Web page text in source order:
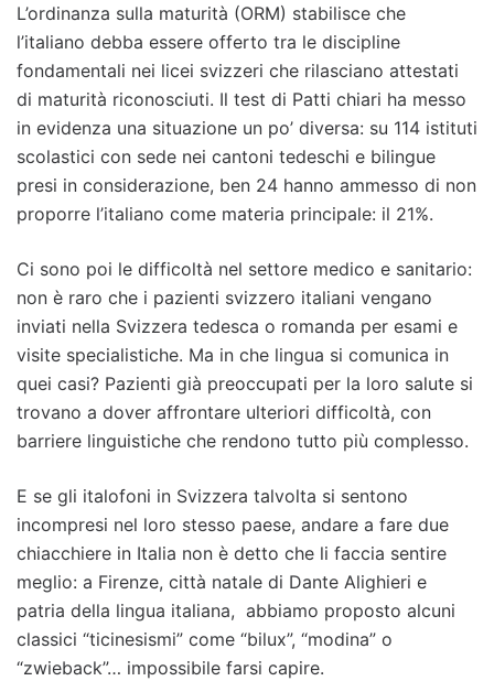
L’ordinanza sulla maturità (ORM) stabilisce che
l’italiano debba essere offerto tra le discipline
fondamentali nei licei svizzeri che rilasciano attestati
di maturità riconosciuti. Il test di Patti chiari ha messo
in evidenza una situazione un po’ diversa: su 114 istituti
scolastici con sede nei cantoni tedeschi e bilingue
presi in considerazione, ben 24 hanno ammesso di non
proporre l’italiano come materia principale: il 21%.
Ci sono poi le difficoltà nel settore medico e sanitario:
non è raro che i pazienti svizzero italiani vengano
inviati nella Svizzera tedesca o romanda per esami e
visite specialistiche. Ma in che lingua si comunica in
quei casi? Pazienti già preoccupati per la loro salute si
trovano a dover affrontare ulteriori difficoltà, con
barriere linguistiche che rendono tutto più complesso.
E se gli italofoni in Svizzera talvolta si sentono
incompresi nel loro stesso paese, andare a fare due
chiacchiere in Italia non è detto che li faccia sentire
meglio: a Firenze, città natale di Dante Alighieri e
patria della lingua italiana, abbiamo proposto alcuni
classici “ticinesismi” come “bilux”, “modina” o
“zwieback”… impossibile farsi capire.